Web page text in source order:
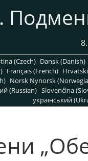
(Czech) Dansk (Danish)
Français (French)
Norsk Nynorsk
(Russian) Slovenčina
український
„